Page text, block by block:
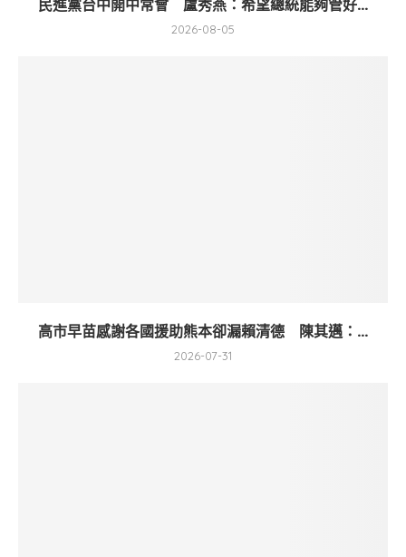
民進黨台中開中常會 盧秀燕：希望總統能夠管好...
2026-08-05
高市早苗感謝各國援助熊本卻漏賴清德 陳其邁：...
2026-07-31